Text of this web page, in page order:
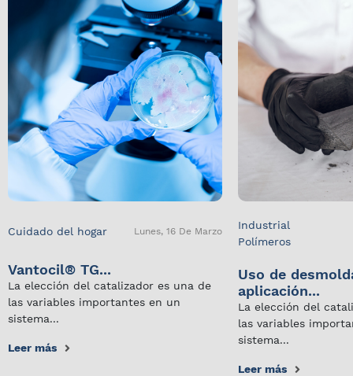
Cuidado del hogar Lunes, 16 De Marzo
Vantocil® TG...
La elección del catalizador es una de
las variables importantes en un
sistema...
Leer más
Industrial
Polímeros
Uso de
aplicación...
La elección del
las variables
sistema...
Leer más